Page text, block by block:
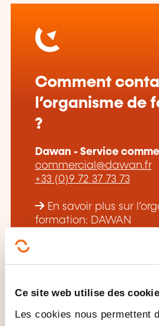
Ce site web utilise des
Les cookies nous permettent
Comment
l’organisme de
?
Dawan - Service
commercial@dawan.fr
+33 (0)9 72 37 73 73
En savoir plus sur
formation: DAWAN
CES FORMATIONS